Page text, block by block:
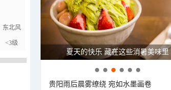
东北风
<3级 <3级
东南风
<3级
东南风
<3级
东北风
<3级 <3级
夏天的快乐 藏在这些消暑美味里
贵阳雨后晨雾缭绕 宛如水墨画卷